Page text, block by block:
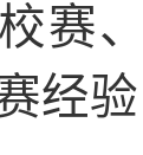
赛
经